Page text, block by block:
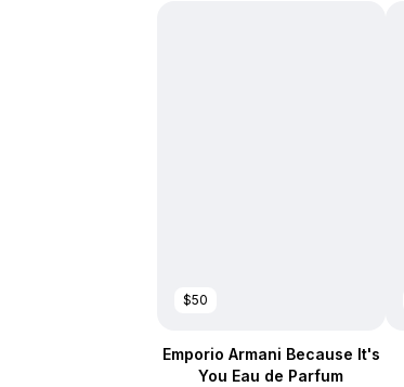
$50
Emporio Armani Because It's
You Eau de Parfum